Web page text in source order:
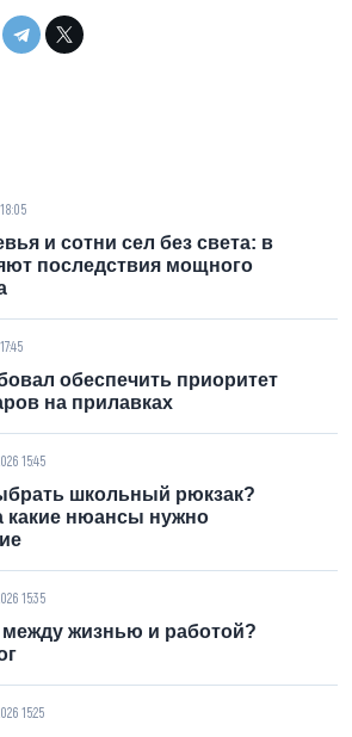
и сотни сел без света: в
последствия мощного
обеспечить приоритет
на прилавках
15:45
школьный рюкзак?
нюансы нужно обратить
15:35
между жизнью и работой?
15:25